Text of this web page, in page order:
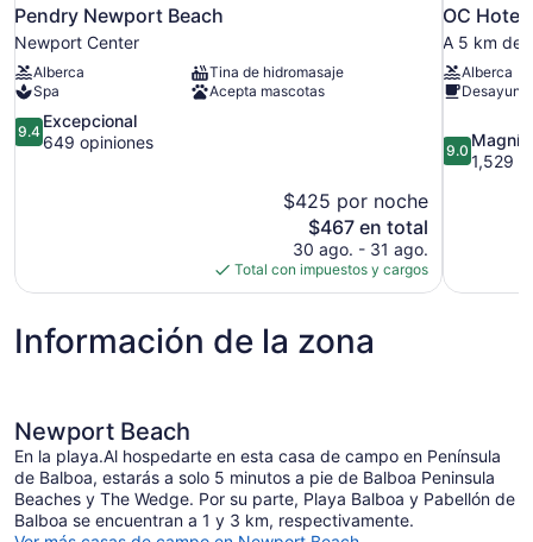
Pendry Newport Beach
Newport Center
Alberca
Tina de hidromasaje
Spa
Acepta mascotas
9.4
de
9.4
Excepcional
649 opiniones
$425 por noche
El
precio
actual
es
$467
$467 en total
30 ago. - 31 ago.
Total con impuestos y cargos
OC Hotel
A 5 km de
Alberca
9.0
de
9.0
1,529
Información de la zona
Newport Beach
En la playa.Al hospedarte en esta casa de campo en Península
de Balboa, estarás a solo 5 minutos a pie de Balboa Peninsula
Beaches y The Wedge. Por su parte, Playa Balboa y Pabellón de
Balboa se encuentran a 1 y 3 km, respectivamente.